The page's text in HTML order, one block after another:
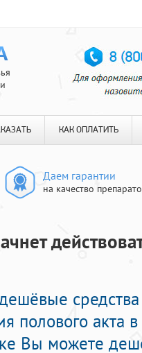
КАК ОПЛАТИТЬ
Даем гарантии
на качество
полового акта
Вы можете